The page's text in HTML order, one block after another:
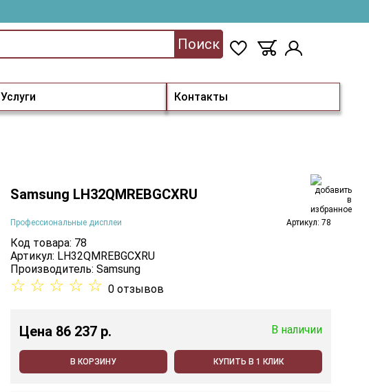
Услуги Контакты
Поиск
Samsung LH32QMREBGCXRU
Профессиональные дисплеи Артикул: 78
Код товара: 78
Артикул: LH32QMREBGCXRU
Производитель:Samsung
☆ ☆ ☆ ☆ ☆ 0 отзывов
Цена 86 237 p. В наличии
В КОРЗИНУ КУПИТЬ В 1 КЛИК